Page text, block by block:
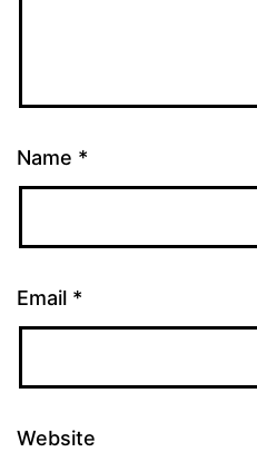
Name *
Email *
Website